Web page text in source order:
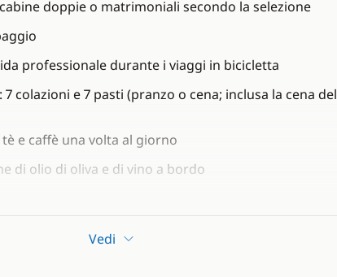
doppie o matrimoniali secondo la selezione
professionale durante i viaggi in bicicletta
7 colazioni e 7 pasti (pranzo o cena; inclusa la cena del
tè e caffè una volta al giorno
di olio di oliva e di vino a bordo
Vedi